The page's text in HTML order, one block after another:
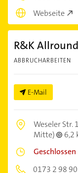
Webseite
R&K
ABBRUCHARBEITEN
E-Mail
Weseler Str.
Mitte)
6,2
Geschlossen
0173 2 98